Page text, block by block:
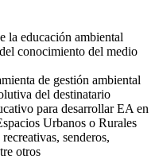
la educación ambiental
conocimiento del medio
de gestión ambiental
del destinatario
para desarrollar EA en
Urbanos o Rurales
senderos,
otros